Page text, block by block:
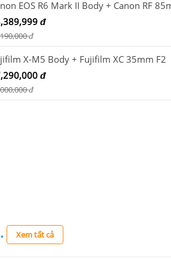
đ
đ
X-M5 Body + Fujifilm XC 35mm F2
đ
đ
F4.0 Pro Xem tất cả